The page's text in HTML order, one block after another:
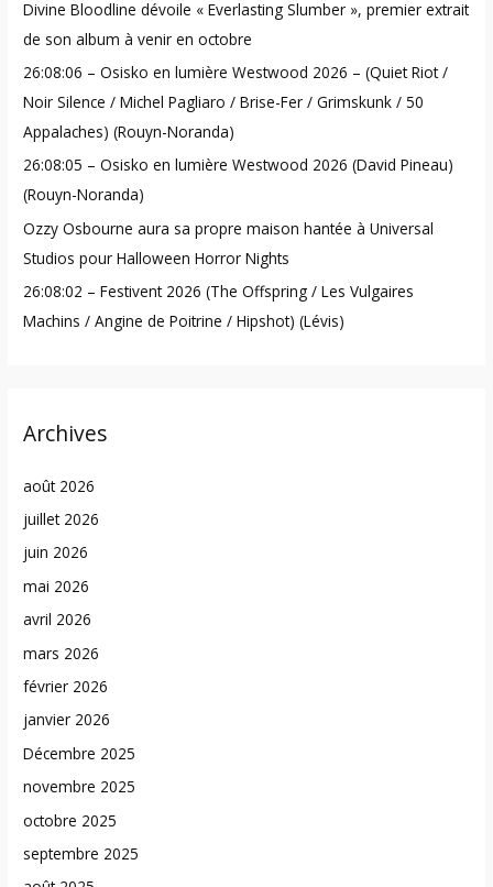
f
o
r
:
Divine Bloodline dévoile « Everlasting Slumber », premier extrait
de son album à venir en octobre
26:08:06 – Osisko en lumière Westwood 2026 – (Quiet Riot /
Noir Silence / Michel Pagliaro / Brise-Fer / Grimskunk / 50
Appalaches) (Rouyn-Noranda)
26:08:05 – Osisko en lumière Westwood 2026 (David Pineau)
(Rouyn-Noranda)
Ozzy Osbourne aura sa propre maison hantée à Universal
Studios pour Halloween Horror Nights
26:08:02 – Festivent 2026 (The Offspring / Les Vulgaires
Machins / Angine de Poitrine / Hipshot) (Lévis)
Archives
août 2026
juillet 2026
juin 2026
mai 2026
avril 2026
mars 2026
février 2026
janvier 2026
Décembre 2025
novembre 2025
octobre 2025
septembre 2025